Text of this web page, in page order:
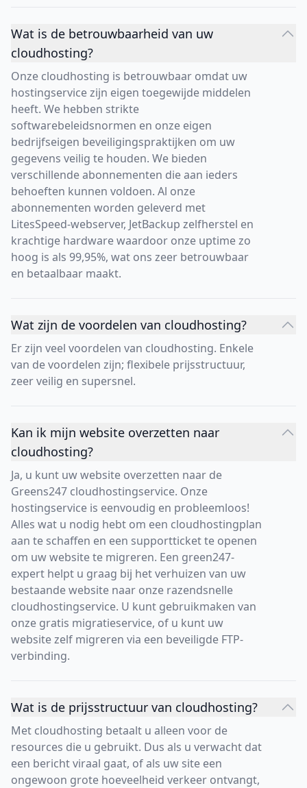
Wat is de betrouwbaarheid van uw
cloudhosting?
Onze cloudhosting is betrouwbaar omdat uw
hostingservice zijn eigen toegewijde middelen
heeft. We hebben strikte
softwarebeleidsnormen en onze eigen
bedrijfseigen beveiligingspraktijken om uw
gegevens veilig te houden. We bieden
verschillende abonnementen die aan ieders
behoeften kunnen voldoen. Al onze
abonnementen worden geleverd met
LitesSpeed-webserver, JetBackup zelfherstel en
krachtige hardware waardoor onze uptime zo
hoog is als 99,95%, wat ons zeer betrouwbaar
en betaalbaar maakt.
Wat zijn de voordelen van cloudhosting?
Er zijn veel voordelen van cloudhosting. Enkele
van de voordelen zijn; flexibele prijsstructuur,
zeer veilig en supersnel.
Kan ik mijn website overzetten naar
cloudhosting?
Ja, u kunt uw website overzetten naar de
Greens247 cloudhostingservice. Onze
hostingservice is eenvoudig en probleemloos!
Alles wat u nodig hebt om een cloudhostingplan
aan te schaffen en een supportticket te openen
om uw website te migreren. Een green247-
expert helpt u graag bij het verhuizen van uw
bestaande website naar onze razendsnelle
cloudhostingservice. U kunt gebruikmaken van
onze gratis migratieservice, of u kunt uw
website zelf migreren via een beveiligde FTP-
verbinding.
Wat is de prijsstructuur van cloudhosting?
Met cloudhosting betaalt u alleen voor de
resources die u gebruikt. Dus als u verwacht dat
een bericht viraal gaat, of als uw site een
ongewoon grote hoeveelheid verkeer ontvangt,